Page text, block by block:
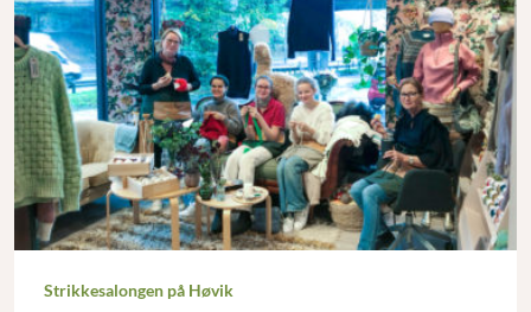
Strikkesalongen på Høvik